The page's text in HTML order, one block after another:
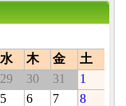
水 木 金
土
29 30 31
1
5 6 7
8